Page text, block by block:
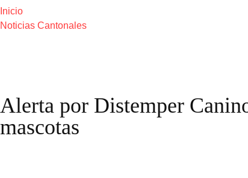
Inicio
Noticias Cantonales
Alerta por Distemper
mascotas